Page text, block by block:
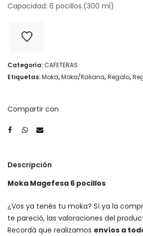
Capacidad: 6 pocillos.(300 ml)
Categoría:CAFETERAS
Etiquetas:Moka,Moka/Italiana,Regalo,
Compartir con
Descripción
Moka Magefesa 6 pocillos
¿Vos ya tenés tu moka? Sí ya la
te pareció, las valoraciones del
Recordá que realizamos envíos a